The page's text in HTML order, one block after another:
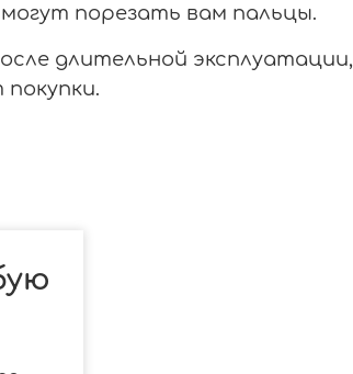
порезать вам пальцы.
длительной эксплуатации,